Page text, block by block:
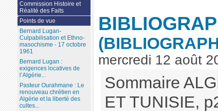
mercredi 12 août
Sommaire
ET TUNISIE,
Commission Histoire et
Réalité des Faits
Points de vue
Bernard Lugan-
Culpabilisation et Ethno-
masochisme - 17 octobre
1961
Bernard Lugan :
exigences locatives de
l’Algérie...
Pasteur Ourahmane : Le
renouveau chrétien en
Algérie et la liberté des
cultes...